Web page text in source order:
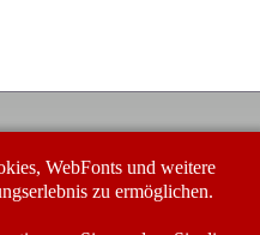
WebFonts und weitere
zu ermöglichen.